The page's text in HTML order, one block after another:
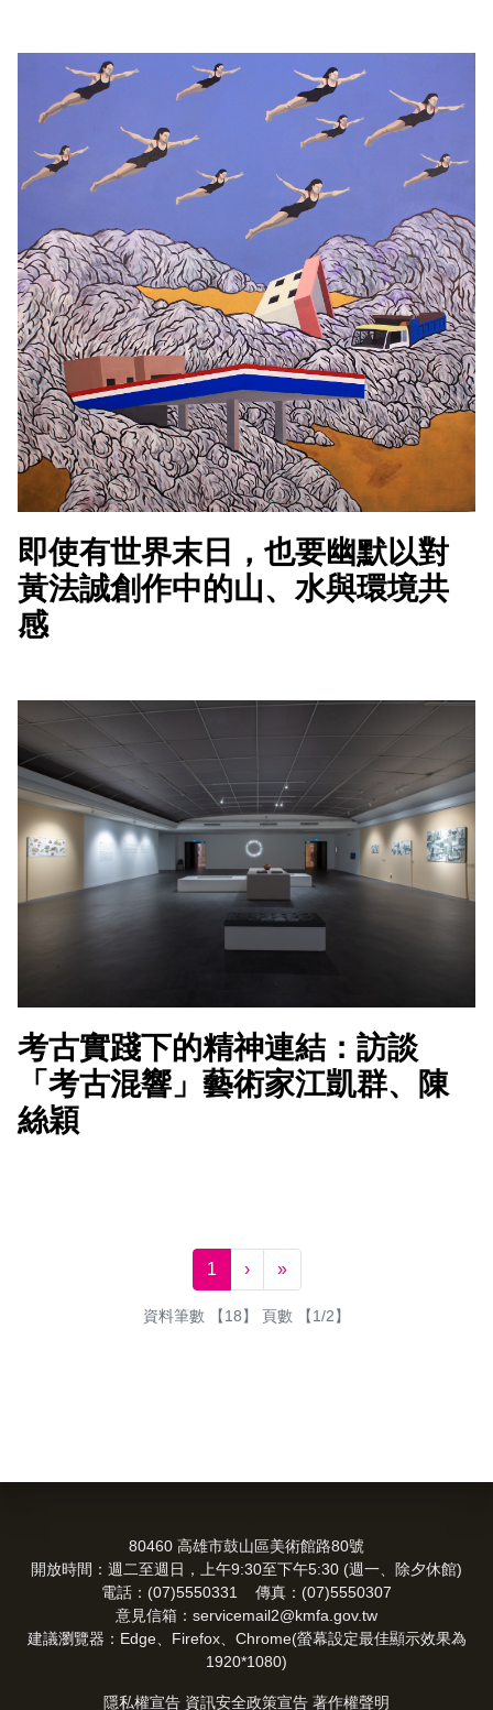
即使有世界末日，也要幽默以對
黃法誠創作中的山、水與環境共
感
考古實踐下的精神連結：訪談
「考古混響」藝術家江凱群、陳
絲穎
1 ›下一頁
»最後一頁
資料筆數 【18】 頁數 【1/2】
:::
80460 高雄市鼓山區美術館路80號
開放時間：週二至週日，上午9:30至下午5:30 (週一、除夕休館)
電話：(07)5550331 傳真：(07)5550307
意見信箱：servicemail2@kmfa.gov.tw
建議瀏覽器：Edge、Firefox、Chrome(螢幕設定最佳顯示效果為
1920*1080)
隱私權宣告 資訊安全政策宣告 著作權聲明